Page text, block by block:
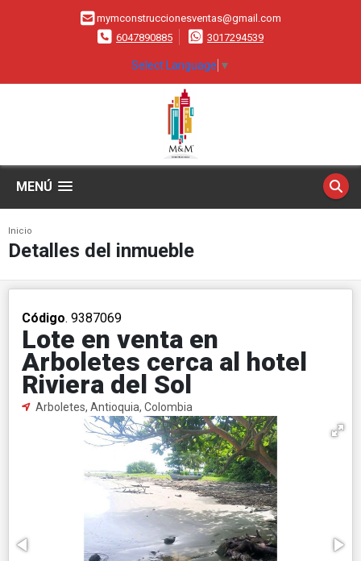
mymconstruccionesventas@gmail.com
6047890885
3017294539
Select Language ▼
MENÚ
Inicio
Detalles del inmueble
Código. 9387069
Lote en venta en
Arboletes cerca al hotel
Riviera del Sol
Arboletes, Antioquia, Colombia